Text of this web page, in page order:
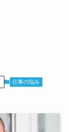
仕事の悩み